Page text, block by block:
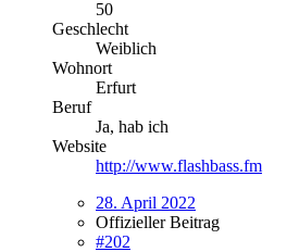
50
Geschlecht
Weiblich
Wohnort
Erfurt
Beruf
Ja, hab ich
Website
http://www.flashbass.fm
28. April 2022
Offizieller Beitrag
#202